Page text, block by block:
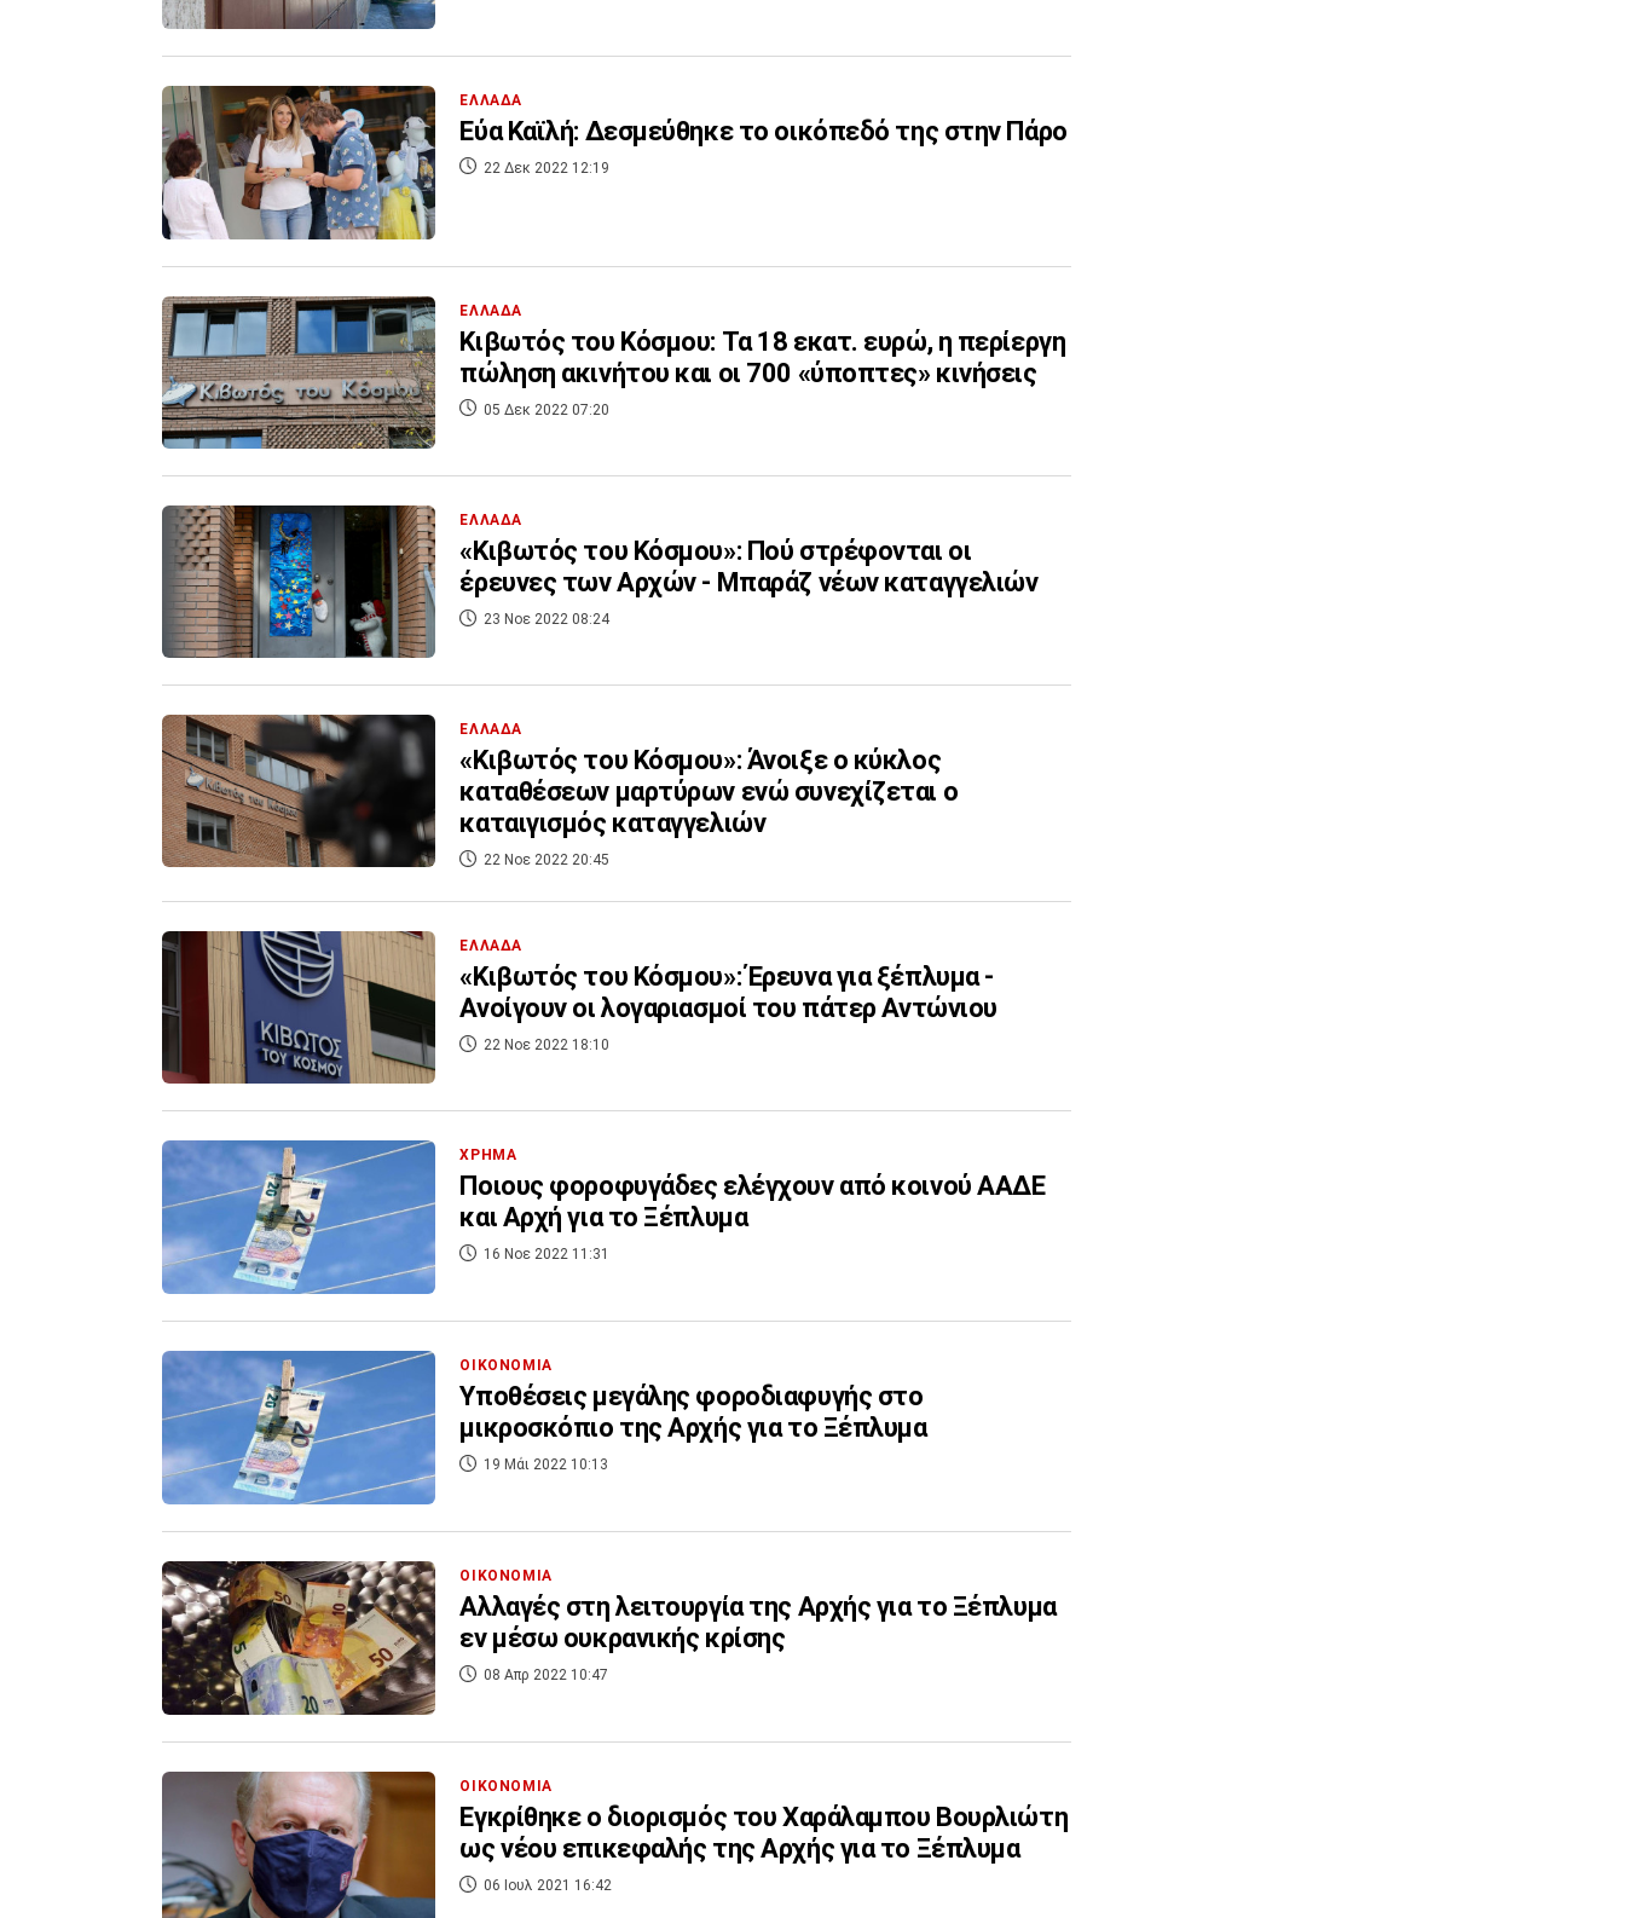
ΕΛΛΑΔΑ
Εύα Καϊλή: Δεσμεύθηκε το οικόπεδό της στην Πάρο
22 Δεκ 2022 12:19
ΕΛΛΑΔΑ
Κιβωτός του Κόσμου: Τα 18 εκατ. ευρώ, η περίεργη
πώληση ακινήτου και οι 700 «ύποπτες» κινήσεις
05 Δεκ 2022 07:20
ΕΛΛΑΔΑ
«Κιβωτός του Κόσμου»: Πού στρέφονται οι
έρευνες των Αρχών - Μπαράζ νέων καταγγελιών
23 Νοε 2022 08:24
ΕΛΛΑΔΑ
«Κιβωτός του Κόσμου»: Άνοιξε ο κύκλος
καταθέσεων μαρτύρων ενώ συνεχίζεται ο
καταιγισμός καταγγελιών
22 Νοε 2022 20:45
ΕΛΛΑΔΑ
«Κιβωτός του Κόσμου»: Έρευνα για ξέπλυμα -
Ανοίγουν οι λογαριασμοί του πάτερ Αντώνιου
22 Νοε 2022 18:10
ΧΡΗΜΑ
Ποιους φοροφυγάδες ελέγχουν από κοινού ΑΑΔΕ
και Αρχή για το Ξέπλυμα
16 Νοε 2022 11:31
ΟΙΚΟΝΟΜΙΑ
Υποθέσεις μεγάλης φοροδιαφυγής στο
μικροσκόπιο της Αρχής για το Ξέπλυμα
19 Μάι 2022 10:13
ΟΙΚΟΝΟΜΙΑ
Αλλαγές στη λειτουργία της Αρχής για το Ξέπλυμα
εν μέσω ουκρανικής κρίσης
08 Απρ 2022 10:47
ΟΙΚΟΝΟΜΙΑ
Εγκρίθηκε ο διορισμός του Χαράλαμπου Βουρλιώτη
ως νέου επικεφαλής της Αρχής για το Ξέπλυμα
06 Ιουλ 2021 16:42